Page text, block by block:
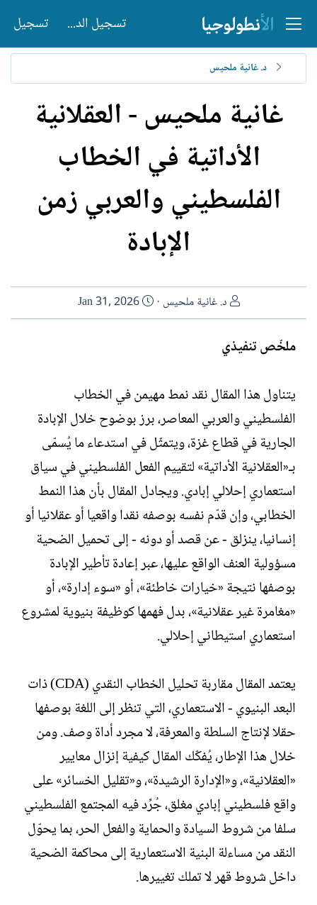
تسجيل الدخول تسجيل
د. غانية ملحيس
غانية ملحيس - العقلانية
الأداتية في الخطاب
الفلسطيني والعربي زمن
الإبادة
ا
ل
ا
ب
د. غانية ملحيس
ت
ا
ل
إ
ش
ا
ء
Jan 31, 2026
ملخّص تنفيذي
يتناول هذا المقال نقد نمط مهيمن في الخطاب
الفلسطيني والعربي المعاصر، برز بوضوح خلال الإبادة
الجارية في قطاع غزة، ويتمثّل في استدعاء ما يُسمّى
بـ«العقلانية الأداتية» لتقييم الفعل الفلسطيني في سياق
استعماري إحلالي إبادي. ويجادل المقال بأن هذا النمط
الخطابي، وإن قدّم نفسه بوصفه نقدا واقعيا أو عقلانيا أو
إنسانيا، ينزلق - عن قصد أو دونه - إلى تحميل الضحية
مسؤولية العنف الواقع عليها، عبر إعادة تأطير الإبادة
بوصفها نتيجة «خيارات خاطئة»، أو «سوء إدارة»، أو
«مغامرة غير عقلانية»، بدل فهمها كوظيفة بنيوية لمشروع
استعماري استيطاني إحلالي.
يعتمد المقال مقاربة تحليل الخطاب النقدي (CDA) ذات
البعد البنيوي - الاستعماري، التي تنظر إلى اللغة بوصفها
حقلا لإنتاج السلطة والمعرفة، لا مجرد أداة وصف. ومن
خلال هذا الإطار، يُفكّك المقال كيفية إنزال معايير
«العقلانية»، و«الإدارة الرشيدة»، و«تقليل الخسائر» على
واقع فلسطيني إبادي مغلق، جُرِّد فيه المجتمع الفلسطيني
سلفا من شروط السيادة والحماية والفعل الحر، بما يحوّل
النقد من مساءلة البنية الاستعمارية إلى محاكمة الضحية
داخل شروط قهر لا تملك تغييرها.